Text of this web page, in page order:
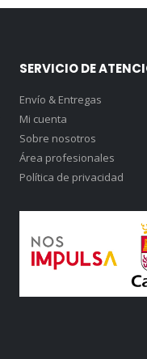
SERVICIO DE
Envío & Entregas
Mi cuenta
Sobre nosotros
Área profesionales
Política de privacidad